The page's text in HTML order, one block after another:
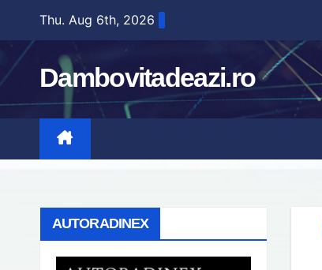
content
Thu. Aug 6th, 2026
Dambovitadeazi.ro
AUTORADINEX